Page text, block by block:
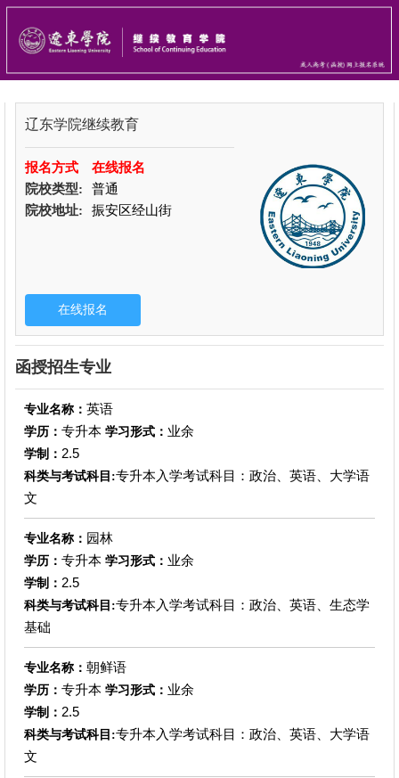
辽东学院继续教育
报名方式
在线报名
院校类型:
普通
院校地址:
振安区经山街
函授招生专业
专业名称： 英语
学历： 专升本 学习形式： 业余
学制： 2.5
科类与考试科目:专升本入学考试科目：政治、英语、大学语
文
专业名称： 园林
学历： 专升本 学习形式： 业余
学制： 2.5
科类与考试科目:专升本入学考试科目：政治、英语、生态学
基础
专业名称： 朝鲜语
学历： 专升本 学习形式： 业余
学制： 2.5
科类与考试科目:专升本入学考试科目：政治、英语、大学语
文